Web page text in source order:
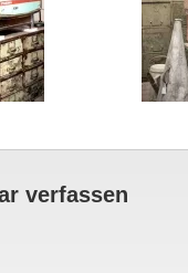
verfassen